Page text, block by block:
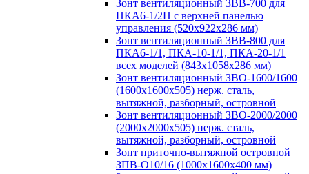
Зонт вентиляционный ЗВВ-700 для
ПКА6-1/2П с верхней панелью
управления (520х922х286 мм)
Зонт вентиляционный ЗВВ-800 для
ПКА6-1/1, ПКА-10-1/1, ПКА-20-1/1
всех моделей (843х1058х286 мм)
Зонт вентиляционный ЗВО-1600/1600
(1600х1600х505) нерж. сталь,
вытяжной, разборный, островной
Зонт вентиляционный ЗВО-2000/2000
(2000х2000х505) нерж. сталь,
вытяжной, разборный, островной
Зонт приточно-вытяжной островной
ЗПВ-О10/16 (1000х1600х400 мм)